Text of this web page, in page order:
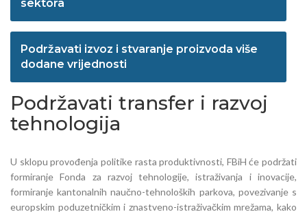
sektora
Podržavati izvoz i stvaranje proizvoda više
dodane vrijednosti
Podržavati transfer i razvoj
tehnologija
U sklopu provođenja politike rasta produktivnosti, FBiH će podržati
formiranje Fonda za razvoj tehnologije, istraživanja i inovacije,
formiranje kantonalnih naučno-tehnoloških parkova, povezivanje s
europskim poduzetničkim i znastveno-istraživačkim mrežama, kako